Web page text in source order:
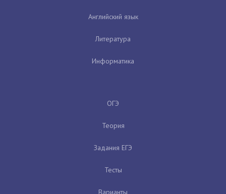
Английский язык
Литература
Информатика
ОГЭ
Теория
Задания ЕГЭ
Тесты
Варианты